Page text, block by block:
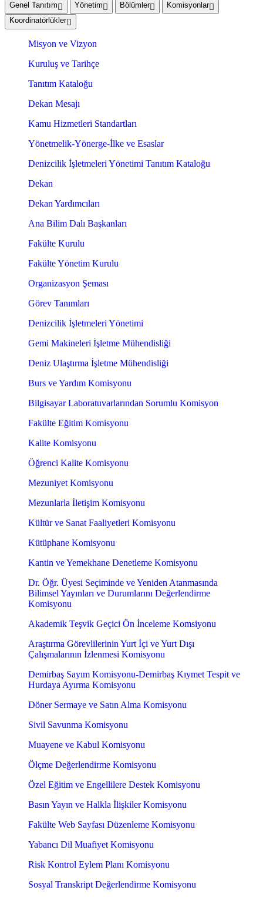
Genel Tanıtım Yönetim Bölümler
Komisyonlar
Koordinatörlükler
Misyon ve Vizyon
Kuruluş ve Tarihçe
Tanıtım Kataloğu
Dekan Mesajı
Kamu Hizmetleri Standartları
Yönetmelik-Yönerge-İlke ve Esaslar
Denizcilik İşletmeleri Yönetimi Tanıtım Kataloğu
Dekan
Dekan Yardımcıları
Ana Bilim Dalı Başkanları
Fakülte Kurulu
Fakülte Yönetim Kurulu
Organizasyon Şeması
Görev Tanımları
Denizcilik İşletmeleri Yönetimi
Gemi Makineleri İşletme Mühendisliği
Deniz Ulaştırma İşletme Mühendisliği
Burs ve Yardım Komisyonu
Bilgisayar Laboratuvarlarından Sorumlu Komisyon
Fakülte Eğitim Komisyonu
Kalite Komisyonu
Öğrenci Kalite Komisyonu
Mezuniyet Komisyonu
Mezunlarla İletişim Komisyonu
Kültür ve Sanat Faaliyetleri Komisyonu
Kütüphane Komisyonu
Kantin ve Yemekhane Denetleme Komisyonu
Dr. Öğr. Üyesi Seçiminde ve Yeniden Atanmasında
Bilimsel Yayınları ve Durumlarını Değerlendirme
Komisyonu
Akademik Teşvik Geçici Ön İnceleme Komsiyonu
Araştırma Görevlilerinin Yurt İçi ve Yurt Dışı
Çalışmalarının İzlenmesi Komisyonu
Demirbaş Sayım Komisyonu-Demirbaş Kıymet Tespit ve
Hurdaya Ayırma Komisyonu
Döner Sermaye ve Satın Alma Komisyonu
Sivil Savunma Komisyonu
Muayene ve Kabul Komisyonu
Ölçme Değerlendirme Komisyonu
Özel Eğitim ve Engellilere Destek Komisyonu
Basın Yayın ve Halkla İlişkiler Komisyonu
Fakülte Web Sayfası Düzenleme Komisyonu
Yabancı Dil Muafiyet Komisyonu
Risk Kontrol Eylem Planı Komisyonu
Sosyal Transkript Değerlendirme Komisyonu